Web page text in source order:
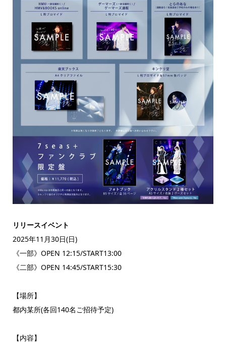
リリースイベント
2025年11月30日(日)
《一部》OPEN 12:15/START13:00
《二部》OPEN 14:45/START15:30
【場所】
都内某所(各回140名ご招待予定)
【内容】